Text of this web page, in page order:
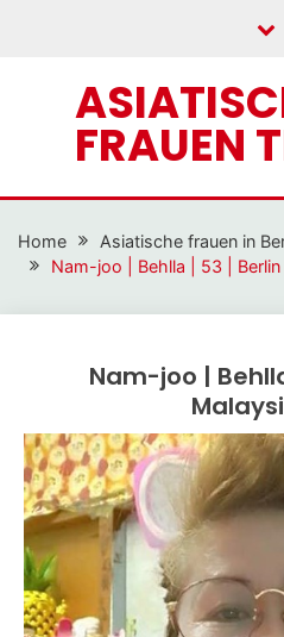
to
FRAUEN
Home
Asiatische frauen in
Nam-joo | Behlla | 53 |
Nam-joo |